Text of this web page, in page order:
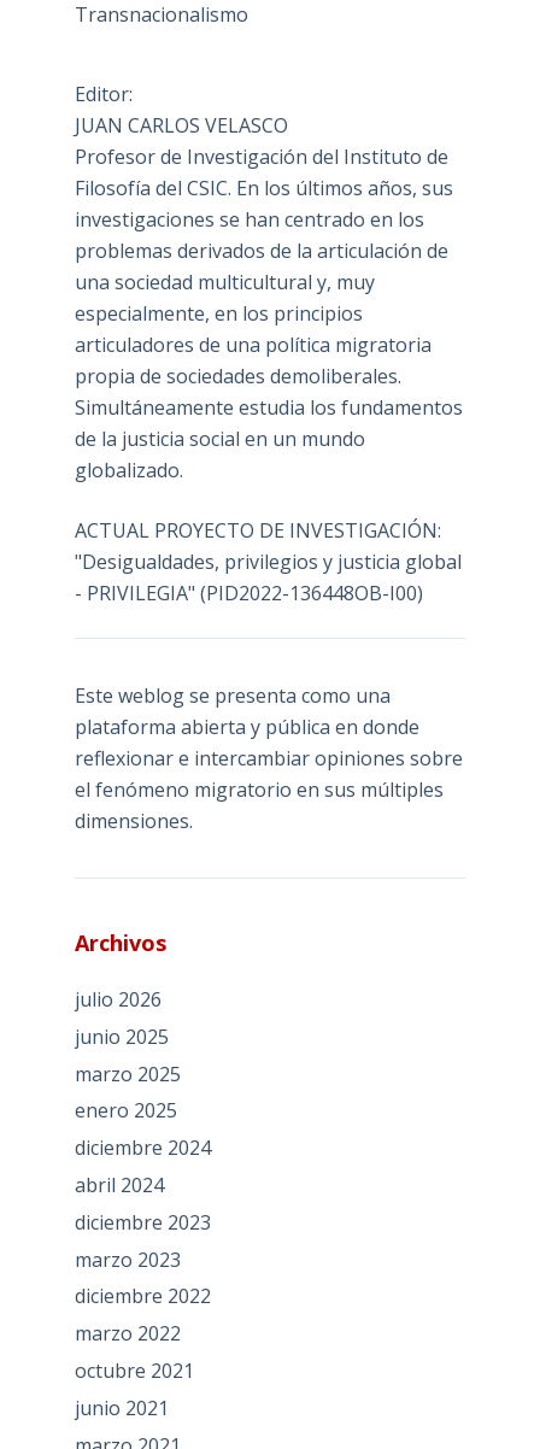
Transnacionalismo
Editor:
JUAN CARLOS VELASCO
Profesor de Investigación del Instituto de
Filosofía del CSIC. En los últimos años, sus
investigaciones se han centrado en los
problemas derivados de la articulación de
una sociedad multicultural y, muy
especialmente, en los principios
articuladores de una política migratoria
propia de sociedades demoliberales.
Simultáneamente estudia los fundamentos
de la justicia social en un mundo
globalizado.
ACTUAL PROYECTO DE INVESTIGACIÓN:
"Desigualdades, privilegios y justicia global
- PRIVILEGIA" (PID2022-136448OB-I00)
Este weblog se presenta como una
plataforma abierta y pública en donde
reflexionar e intercambiar opiniones sobre
el fenómeno migratorio en sus múltiples
dimensiones.
Archivos
julio 2026
junio 2025
marzo 2025
enero 2025
diciembre 2024
abril 2024
diciembre 2023
marzo 2023
diciembre 2022
marzo 2022
octubre 2021
junio 2021